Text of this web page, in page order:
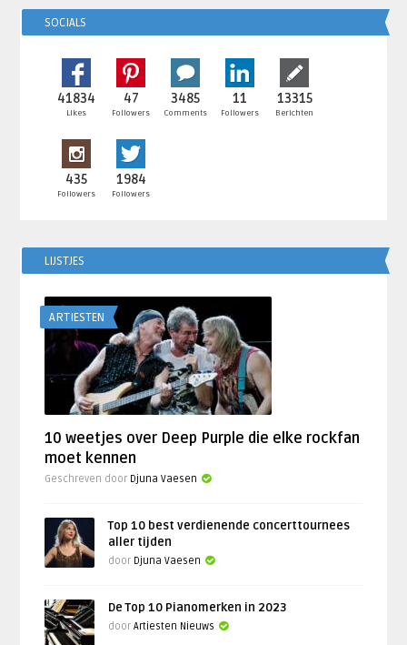
SOCIALS
41834
Likes
47
Followers
3485
Comments
11
Followers
13315
Berichten
435
Followers
1984
Followers
LIJSTJES
ARTIESTEN
10 weetjes over Deep Purple die elke rockfan
moet kennen
Geschreven door Djuna Vaesen
Top 10 best verdienende concerttournees
aller tijden
door Djuna Vaesen
De Top 10 Pianomerken in 2023
doorArtiesten Nieuws